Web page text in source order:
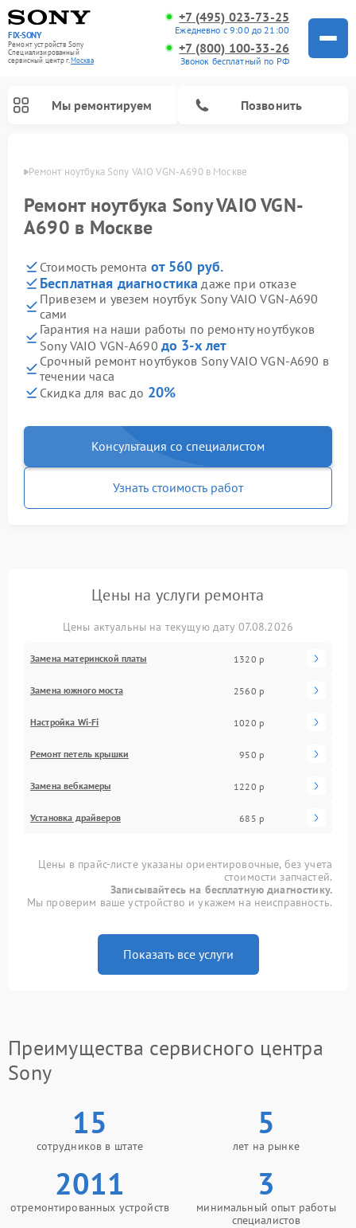
FIX-SONY
Ремонт устройств Sony
Специализированный
cервисный центр г.Москва
+7 (495) 023-73-25
Ежедневно с 9:00 до 21:00
+7 (800) 100-33-26
Звонок бесплатный по РФ
Мы ремонтируем Позвонить
Ремонт ноутбука Sony VAIO VGN-A690 в Москве
Ремонт ноутбука Sony VAIO VGN-
A690 в Москве
Стоимость ремонта от 560 руб.
Бесплатная диагностика даже при отказе
Привезем и увезем ноутбук Sony VAIO VGN-A690
сами
Гарантия на наши работы по ремонту ноутбуков
Sony VAIO VGN-A690 до 3-х лет
Срочный ремонт ноутбуков Sony VAIO VGN-A690 в
течении часа
Скидка для вас до 20%
Консультация со специалистом
Узнать стоимость работ
Цены на услуги ремонта
Цены актуальны на текущую дату 07.08.2026
Замена материнской платы 1320 р
Замена южного моста 2560 р
Настройка Wi-Fi 1020 р
Ремонт петель крышки 950 р
Замена вебкамеры 1220 р
Установка драйверов 685 р
Цены в прайс-листе указаны ориентировочные, без учета
стоимости запчастей.
Записывайтесь на бесплатную диагностику.
Мы проверим ваше устройство и укажем на неисправность.
Показать все услуги
Преимущества сервисного центра
Sony
15
сотрудников в штате
5
лет на рынке
2011
отремонтированных устройств
3
минимальный опыт работы
специалистов